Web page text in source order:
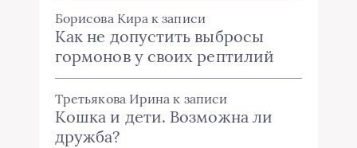
Борисова Кира к записи
Как не допустить выбросы
гормонов у своих рептилий
Третьякова Ирина к записи
Кошка и дети. Возможна ли
дружба?